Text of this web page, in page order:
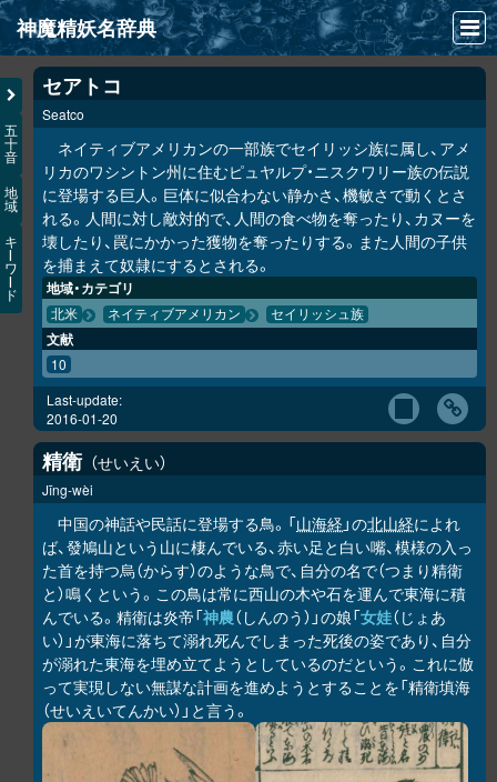
神魔精妖名辞典
NEWS
INFO
文献
検索
凖項目
画像資料便覧
LINK
五
十
音
地
域
キ
ワ
ド
セアトコ
Seatco
ネイティブアメリカンの一部族でセイリッシ族に属し、アメ
リカのワシントン州に住むピュヤルプ・ニスクワリー族の伝説
に登場する巨人。巨体に似合わない静かさ、機敏さで動くとさ
れる。人間に対し敵対的で、人間の食べ物を奪ったり、カヌーを
壊したり、罠にかかった獲物を奪ったりする。また人間の子供
を捕まえて奴隷にするとされる。
地域・カテゴリ
北米 ネイティブアメリカン セイリッシュ族
文献
10
Last-update:
2016-01-20
精衛 せいえい
Jīng-wèi
中国の神話や民話に登場する鳥。「山海経 」の北山経によれ
ば、發鳩山という山に棲んでいる、赤い足と白い嘴、模様の入っ
た首を持つ烏（からす）のような鳥で、自分の名で（つまり精衛
と）鳴くという。この鳥は常に西山の木や石を運んで東海に積
んでいる。精衛は炎帝「神農（しんのう）」の娘「女娃（じょあ
い）」が東海に落ちて溺れ死んでしまった死後の姿であり、自分
が溺れた東海を埋め立てようとしているのだという。これに倣
って実現しない無謀な計画を進めようとすることを「精衛填海
（せいえいてんかい）」と言う。